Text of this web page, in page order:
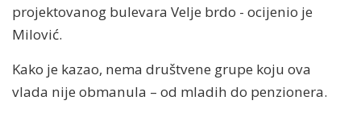
projektovanog bulevara Velje brdo - ocijenio je
Milović.
Kako je kazao, nema društvene grupe koju ova
vlada nije obmanula – od mladih do penzionera.